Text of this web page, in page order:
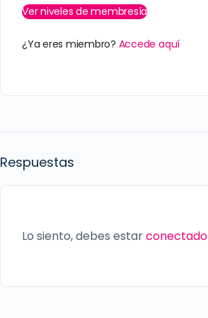
Ver niveles de membresía
¿Ya eres miembro? Accede aquí
Respuestas
Lo siento, debes estarconectado